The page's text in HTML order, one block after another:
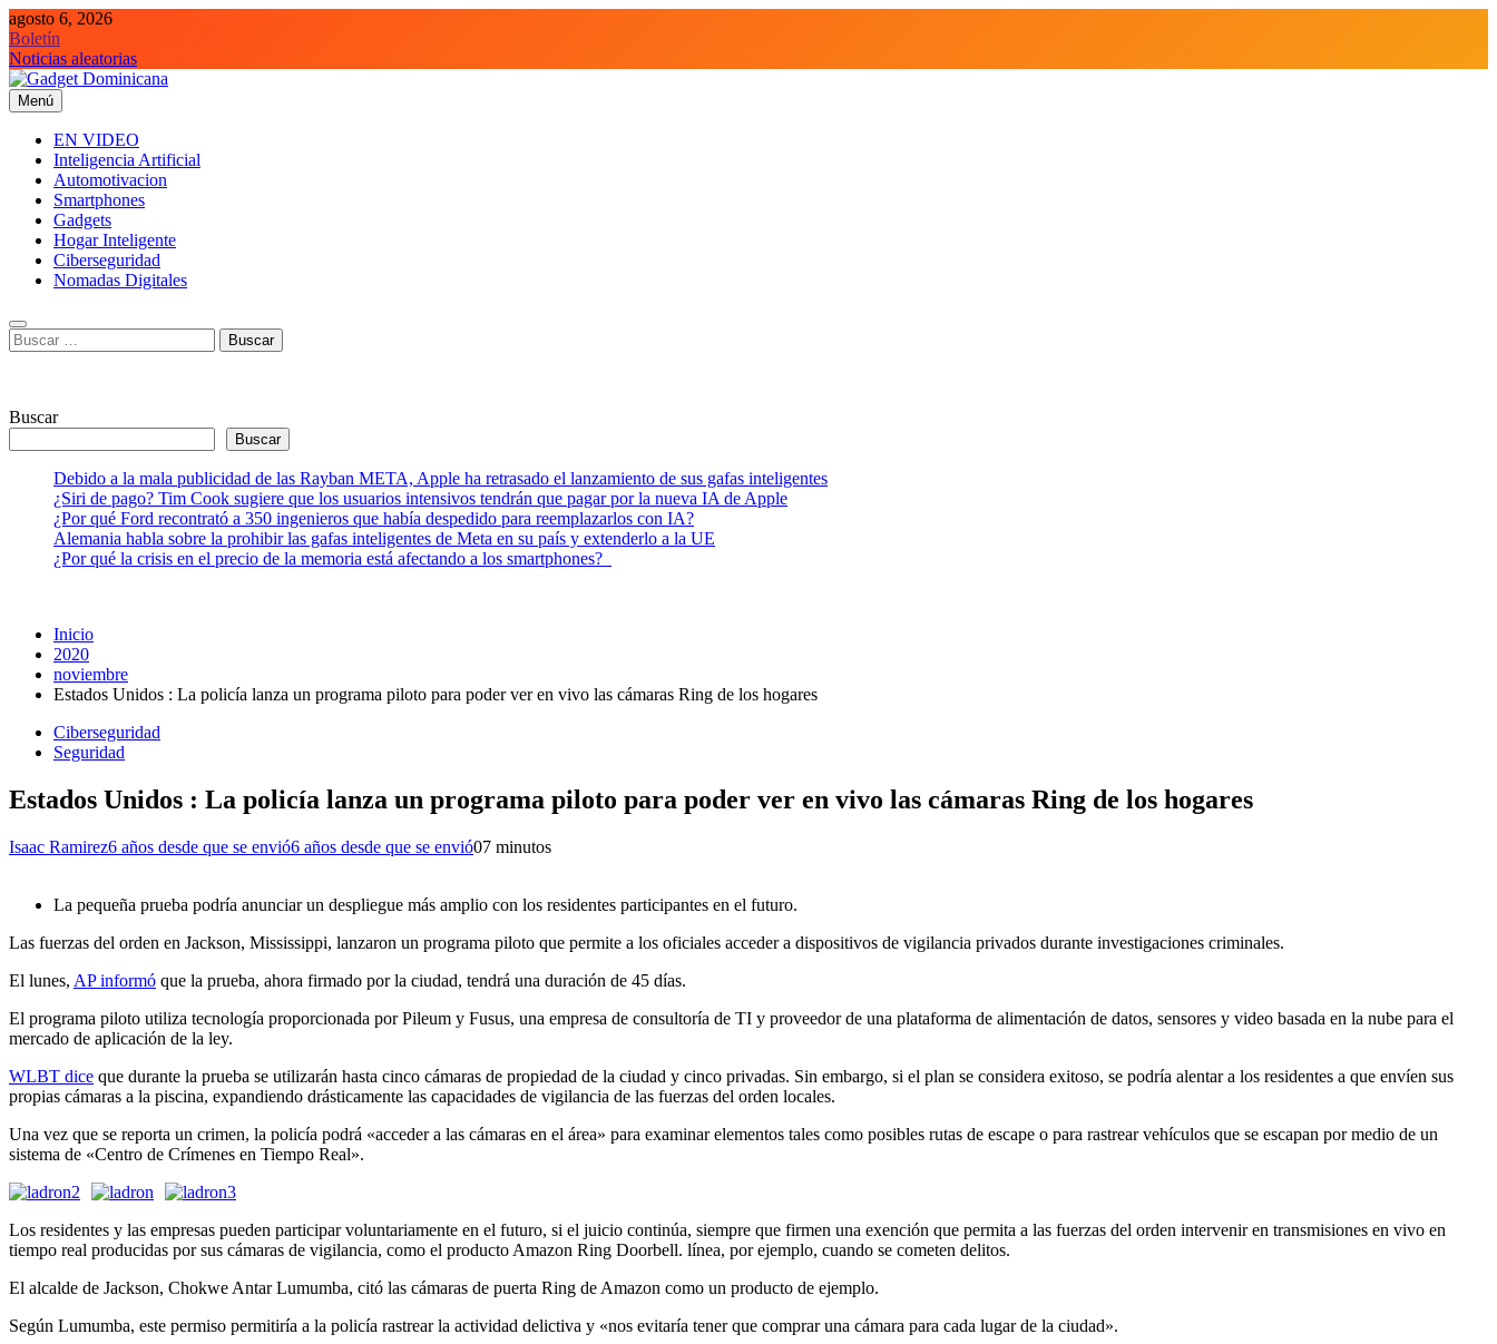
Saltar
al
contenido
agosto 6, 2026
Boletín
Noticias aleatorias
Gadget Dominicana
Gadgets y Tecnología de consumo
Menú
EN VIDEO
Inteligencia Artificial
Automotivacion
Smartphones
Gadgets
Hogar Inteligente
Ciberseguridad
Nomadas Digitales
Buscar:
Buscar
Buscar
Debido a la mala publicidad de las Rayban META, Apple ha retrasado el lanzamiento de sus gafas inteligentes
¿Siri de pago? Tim Cook sugiere que los usuarios intensivos tendrán que pagar por la nueva IA de Apple
¿Por qué Ford recontrató a 350 ingenieros que había despedido para reemplazarlos con IA?
Alemania habla sobre la prohibir las gafas inteligentes de Meta en su país y extenderlo a la UE
¿Por qué la crisis en el precio de la memoria está afectando a los smartphones?
Inicio
2020
noviembre
Estados Unidos : La policía lanza un programa piloto para poder ver en vivo las cámaras Ring de los hogares
Ciberseguridad
Seguridad
Estados Unidos : La policía lanza un programa piloto para poder ver en vivo las cámaras Ring de los hogares
Isaac Ramirez6 años desde que se envió6 años desde que se envió07 minutos
La pequeña prueba podría anunciar un despliegue más amplio con los residentes participantes en el futuro.
Las fuerzas del orden en Jackson, Mississippi, lanzaron un programa piloto que permite a los oficiales acceder a dispositivos de vigilancia privados durante investigaciones criminales.
El lunes, AP informó que la prueba, ahora firmado por la ciudad, tendrá una duración de 45 días.
El programa piloto utiliza tecnología proporcionada por Pileum y Fusus, una empresa de consultoría de TI y proveedor de una plataforma de alimentación de datos, sensores y video basada en la nube para el
mercado de aplicación de la ley.
WLBT dice que durante la prueba se utilizarán hasta cinco cámaras de propiedad de la ciudad y cinco privadas. Sin embargo, si el plan se considera exitoso, se podría alentar a los residentes a que envíen sus
propias cámaras a la piscina, expandiendo drásticamente las capacidades de vigilancia de las fuerzas del orden locales.
Una vez que se reporta un crimen, la policía podrá «acceder a las cámaras en el área» para examinar elementos tales como posibles rutas de escape o para rastrear vehículos que se escapan por medio de un
sistema de «Centro de Crímenes en Tiempo Real».
Los residentes y las empresas pueden participar voluntariamente en el futuro, si el juicio continúa, siempre que firmen una exención que permita a las fuerzas del orden intervenir en transmisiones en vivo en
tiempo real producidas por sus cámaras de vigilancia, como el producto Amazon Ring Doorbell. línea, por ejemplo, cuando se cometen delitos.
El alcalde de Jackson, Chokwe Antar Lumumba, citó las cámaras de puerta Ring de Amazon como un producto de ejemplo.
Según Lumumba, este permiso permitiría a la policía rastrear la actividad delictiva y «nos evitaría tener que comprar una cámara para cada lugar de la ciudad».